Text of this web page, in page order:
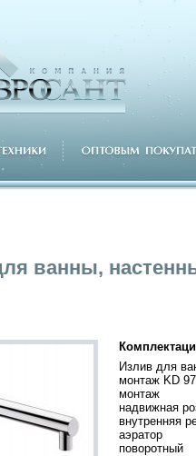
ванны,
Излив для
монтаж KD
монтаж
надвижная
внутренняя
аэратор
поворотный